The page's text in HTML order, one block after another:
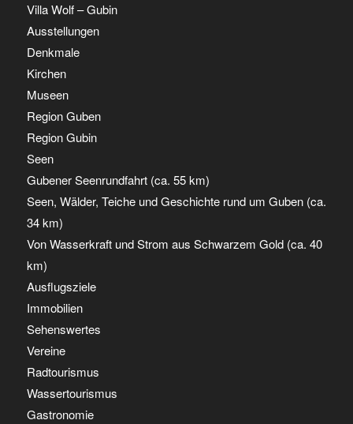
Villa Wolf – Gubin
Ausstellungen
Denkmale
Kirchen
Museen
Region Guben
Region Gubin
Seen
Gubener Seenrundfahrt (ca. 55 km)
Seen, Wälder, Teiche und Geschichte rund um Guben (ca.
34 km)
Von Wasserkraft und Strom aus Schwarzem Gold (ca. 40
km)
Ausflugsziele
Immobilien
Sehenswertes
Vereine
Radtourismus
Wassertourismus
Gastronomie